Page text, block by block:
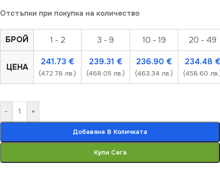
Отстъпки при покупка на количество
БРОЙ 1 - 2 3 - 9 10 - 19 20 - 49
ЦЕНА
241.73 €
(472.78 лв.)
239.31 €
(468.05 лв.)
236.90 €
(463.34 лв.)
234.48 €
(458.60
- +
Добавяне В Количката
Купи Сега